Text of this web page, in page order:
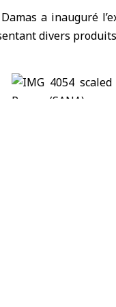
a inauguré l’
divers